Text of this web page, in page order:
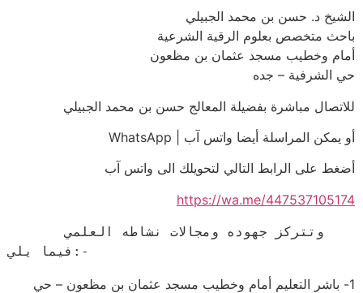
الشيخ د. حسن بن محمد الجبيلي
باحث متخصص بعلوم الرقية الشرعية
أمام وخطيب مسجد عثمان بن مظعون
حي الشرفية – جده
للاتصال مباشرة بفضيلة المعالج حسن بن محمد الجبيلي
أو يمكن المراسلة أيضا واتس آب | WhatsApp
أضغط على الرابط التالي لتحويلك الى واتس آب
https://wa.me/447537105174
فيما يلي:-
1- باشر التعليم أمام وخطيب مسجد عثمان بن مظعون – حي